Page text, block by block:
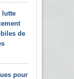
lutte
de
pour